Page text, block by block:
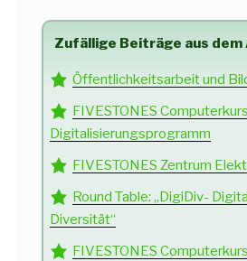
Zufällige Beiträge aus dem
Öffentlichkeitsarbeit und
FIVESTONES
Digitalisierungsprogramm
FIVESTONES Zentrum
Round Table: „DigiDiv-
Diversität“
FIVESTONES